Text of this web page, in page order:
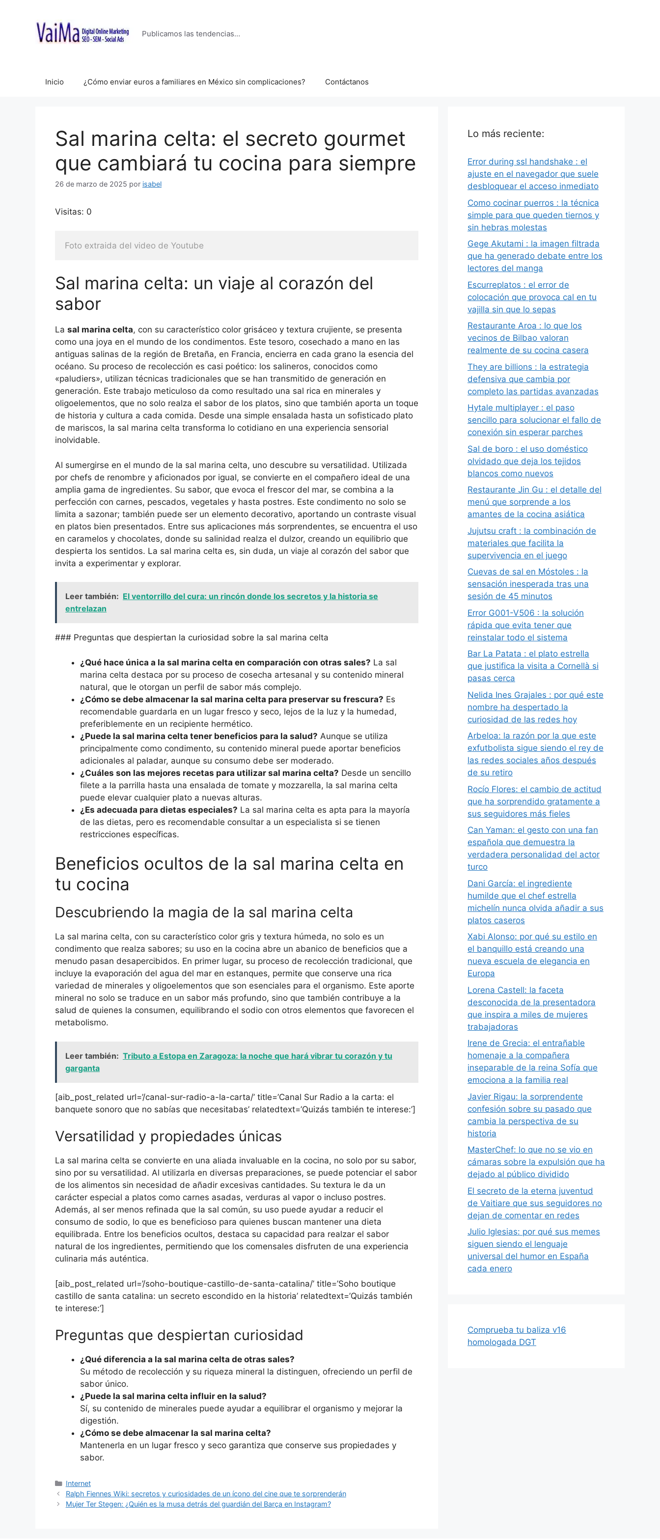
contenido
Publicamos las tendencias…
Inicio ¿Cómo enviar euros a familiares en México sin complicaciones? Contáctanos
Sal marina celta: el secreto gourmet
que cambiará tu cocina para siempre
26 de marzo de 2025 por isabel
Visitas: 0
Foto extraida del video de Youtube
Sal marina celta: un viaje al corazón del
sabor
La sal marina celta, con su característico color grisáceo y textura crujiente, se presenta
como una joya en el mundo de los condimentos. Este tesoro, cosechado a mano en las
antiguas salinas de la región de Bretaña, en Francia, encierra en cada grano la esencia del
océano. Su proceso de recolección es casi poético: los salineros, conocidos como
«paludiers», utilizan técnicas tradicionales que se han transmitido de generación en
generación. Este trabajo meticuloso da como resultado una sal rica en minerales y
oligoelementos, que no solo realza el sabor de los platos, sino que también aporta un toque
de historia y cultura a cada comida. Desde una simple ensalada hasta un sofisticado plato
de mariscos, la sal marina celta transforma lo cotidiano en una experiencia sensorial
inolvidable.
Al sumergirse en el mundo de la sal marina celta, uno descubre su versatilidad. Utilizada
por chefs de renombre y aficionados por igual, se convierte en el compañero ideal de una
amplia gama de ingredientes. Su sabor, que evoca el frescor del mar, se combina a la
perfección con carnes, pescados, vegetales y hasta postres. Este condimento no solo se
limita a sazonar; también puede ser un elemento decorativo, aportando un contraste visual
en platos bien presentados. Entre sus aplicaciones más sorprendentes, se encuentra el uso
en caramelos y chocolates, donde su salinidad realza el dulzor, creando un equilibrio que
despierta los sentidos. La sal marina celta es, sin duda, un viaje al corazón del sabor que
invita a experimentar y explorar.
Leer también: El ventorrillo del cura: un rincón donde los secretos y la historia se
entrelazan
### Preguntas que despiertan la curiosidad sobre la sal marina celta
¿Qué hace única a la sal marina celta en comparación con otras sales? La sal
marina celta destaca por su proceso de cosecha artesanal y su contenido mineral
natural, que le otorgan un perfil de sabor más complejo.
¿Cómo se debe almacenar la sal marina celta para preservar su frescura? Es
recomendable guardarla en un lugar fresco y seco, lejos de la luz y la humedad,
preferiblemente en un recipiente hermético.
¿Puede la sal marina celta tener beneficios para la salud? Aunque se utiliza
principalmente como condimento, su contenido mineral puede aportar beneficios
adicionales al paladar, aunque su consumo debe ser moderado.
¿Cuáles son las mejores recetas para utilizar sal marina celta? Desde un sencillo
filete a la parrilla hasta una ensalada de tomate y mozzarella, la sal marina celta
puede elevar cualquier plato a nuevas alturas.
¿Es adecuada para dietas especiales? La sal marina celta es apta para la mayoría
de las dietas, pero es recomendable consultar a un especialista si se tienen
restricciones específicas.
Beneficios ocultos de la sal marina celta en
tu cocina
Descubriendo la magia de la sal marina celta
La sal marina celta, con su característico color gris y textura húmeda, no solo es un
condimento que realza sabores; su uso en la cocina abre un abanico de beneficios que a
menudo pasan desapercibidos. En primer lugar, su proceso de recolección tradicional, que
incluye la evaporación del agua del mar en estanques, permite que conserve una rica
variedad de minerales y oligoelementos que son esenciales para el organismo. Este aporte
mineral no solo se traduce en un sabor más profundo, sino que también contribuye a la
salud de quienes la consumen, equilibrando el sodio con otros elementos que favorecen el
metabolismo.
Leer también: Tributo a Estopa en Zaragoza: la noche que hará vibrar tu corazón y tu
garganta
[aib_post_related url=’/canal-sur-radio-a-la-carta/’ title=’Canal Sur Radio a la carta: el
banquete sonoro que no sabías que necesitabas’ relatedtext=’Quizás también te interese:’]
Versatilidad y propiedades únicas
La sal marina celta se convierte en una aliada invaluable en la cocina, no solo por su sabor,
sino por su versatilidad. Al utilizarla en diversas preparaciones, se puede potenciar el sabor
de los alimentos sin necesidad de añadir excesivas cantidades. Su textura le da un
carácter especial a platos como carnes asadas, verduras al vapor o incluso postres.
Además, al ser menos refinada que la sal común, su uso puede ayudar a reducir el
consumo de sodio, lo que es beneficioso para quienes buscan mantener una dieta
equilibrada. Entre los beneficios ocultos, destaca su capacidad para realzar el sabor
natural de los ingredientes, permitiendo que los comensales disfruten de una experiencia
culinaria más auténtica.
[aib_post_related url=’/soho-boutique-castillo-de-santa-catalina/’ title=’Soho boutique
castillo de santa catalina: un secreto escondido en la historia’ relatedtext=’Quizás también
te interese:’]
Preguntas que despiertan curiosidad
¿Qué diferencia a la sal marina celta de otras sales?
Su método de recolección y su riqueza mineral la distinguen, ofreciendo un perfil de
sabor único.
¿Puede la sal marina celta influir en la salud?
Sí, su contenido de minerales puede ayudar a equilibrar el organismo y mejorar la
digestión.
¿Cómo se debe almacenar la sal marina celta?
Mantenerla en un lugar fresco y seco garantiza que conserve sus propiedades y
sabor.
Categorías
Internet
Ralph Fiennes Wiki: secretos y curiosidades de un ícono del cine que te sorprenderán
Mujer Ter Stegen: ¿Quién es la musa detrás del guardián del Barça en Instagram?
Lo más reciente:
Error during ssl handshake : el
ajuste en el navegador que suele
desbloquear el acceso inmediato
Como cocinar puerros : la técnica
simple para que queden tiernos y
sin hebras molestas
Gege Akutami : la imagen filtrada
que ha generado debate entre los
lectores del manga
Escurreplatos : el error de
colocación que provoca cal en tu
vajilla sin que lo sepas
Restaurante Aroa : lo que los
vecinos de Bilbao valoran
realmente de su cocina casera
They are billions : la estrategia
defensiva que cambia por
completo las partidas avanzadas
Hytale multiplayer : el paso
sencillo para solucionar el fallo de
conexión sin esperar parches
Sal de boro : el uso doméstico
olvidado que deja los tejidos
blancos como nuevos
Restaurante Jin Gu : el detalle del
menú que sorprende a los
amantes de la cocina asiática
Jujutsu craft : la combinación de
materiales que facilita la
supervivencia en el juego
Cuevas de sal en Móstoles : la
sensación inesperada tras una
sesión de 45 minutos
Error G001-V506 : la solución
rápida que evita tener que
reinstalar todo el sistema
Bar La Patata : el plato estrella
que justifica la visita a Cornellà si
pasas cerca
Nelida Ines Grajales : por qué este
nombre ha despertado la
curiosidad de las redes hoy
Arbeloa: la razón por la que este
exfutbolista sigue siendo el rey de
las redes sociales años después
de su retiro
Rocío Flores: el cambio de actitud
que ha sorprendido gratamente a
sus seguidores más fieles
Can Yaman: el gesto con una fan
española que demuestra la
verdadera personalidad del actor
turco
Dani García: el ingrediente
humilde que el chef estrella
michelín nunca olvida añadir a sus
platos caseros
Xabi Alonso: por qué su estilo en
el banquillo está creando una
nueva escuela de elegancia en
Europa
Lorena Castell: la faceta
desconocida de la presentadora
que inspira a miles de mujeres
trabajadoras
Irene de Grecia: el entrañable
homenaje a la compañera
inseparable de la reina Sofía que
emociona a la familia real
Javier Rigau: la sorprendente
confesión sobre su pasado que
cambia la perspectiva de su
historia
MasterChef: lo que no se vio en
cámaras sobre la expulsión que ha
dejado al público dividido
El secreto de la eterna juventud
de Vaitiare que sus seguidores no
dejan de comentar en redes
Julio Iglesias: por qué sus memes
siguen siendo el lenguaje
universal del humor en España
cada enero
Comprueba tu baliza v16
homologada DGT